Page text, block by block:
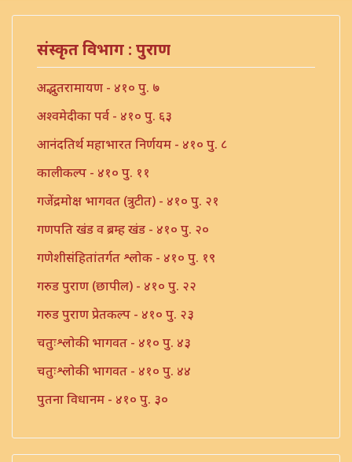
संस्कृत विभाग : पुराण
अद्भुतरामायण - ४१० पु. ७
अश्वमेदीका पर्व - ४१० पु. ६३
आनंदतिर्थ महाभारत निर्णयम - ४१० पु. ८
कालीकल्प - ४१० पु. ११
गजेंद्रमोक्ष भागवत (त्रुटीत) - ४१० पु. २१
गणपति खंड व ब्रम्ह खंड - ४१० पु. २०
गणेशीसंहितांतर्गत श्लोक - ४१० पु. १९
गरुड पुराण (छापील) - ४१० पु. २२
गरुड पुराण प्रेतकल्प - ४१० पु. २३
चतुःश्लोकी भागवत - ४१० पु. ४३
चतुःश्लोकी भागवत - ४१० पु. ४४
पुतना विधानम - ४१० पु. ३०
ब्रम्हस्तुती - ४१० पु. ३६